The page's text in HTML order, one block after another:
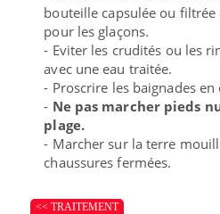
bouteille capsulée ou
pour les glaçons.
- Eviter les crudités ou les
avec une eau traitée.
- Proscrire les baignades en
- Ne pas marcher pieds
plage.
- Marcher sur la terre
chaussures fermées.
<< TRAITEMENT